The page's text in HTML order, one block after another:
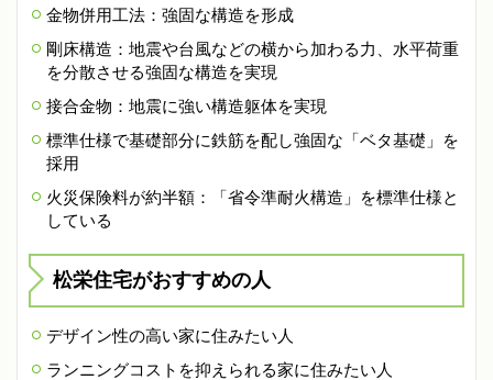
金物併用工法：強固な構造を形成
剛床構造：地震や台風などの横から加わる力、水平荷重
を分散させる強固な構造を実現
接合金物：地震に強い構造躯体を実現
標準仕様で基礎部分に鉄筋を配し強固な「ベタ基礎」を
採用
火災保険料が約半額：「省令準耐火構造」を標準仕様と
している
松栄住宅がおすすめの人
デザイン性の高い家に住みたい人
ランニングコストを抑えられる家に住みたい人